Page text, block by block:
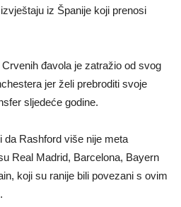
površinu! Rodri ponizio Real Madrid kao
dolazi u Madrid!
0:2 na Rolan Garosu, sada je dao
iz Španije koji prenosi
đavola je zatražio od svog
jer želi prebroditi svoje
sljedeće godine.
da Rashford više nije meta
Real Madrid, Barcelona, Bayern
koji su ranije bili povezani s ovim